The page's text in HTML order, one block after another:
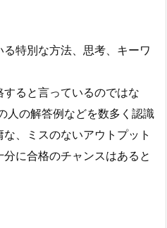
特別な方法、思考、キーワ
ると言っているのではな
人の解答例などを数多く認識
、ミスのないアウトプット
に合格のチャンスはあると